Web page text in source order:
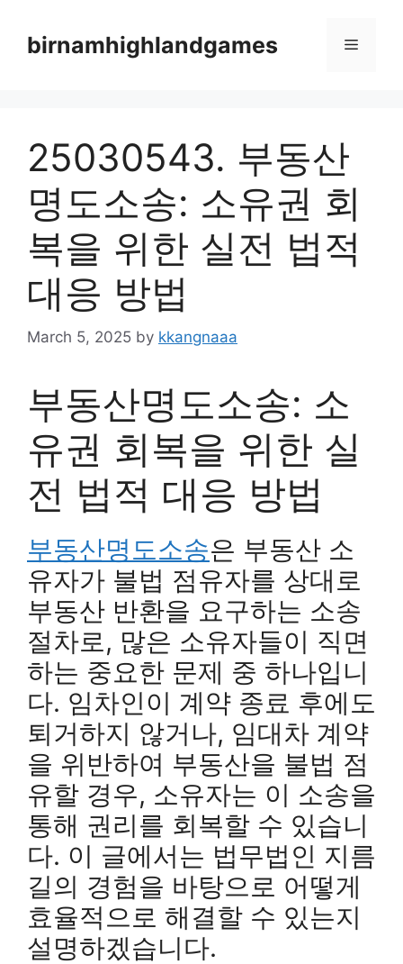
contentbirnamhighlandgames Menu
25030543. 부동산
명도소송: 소유권 회
복을 위한 실전 법적
대응 방법
March 5, 2025 by kkangnaaa
부동산명도소송: 소
유권 회복을 위한 실
전 법적 대응 방법
부동산명도소송은 부동산 소
유자가 불법 점유자를 상대로
부동산 반환을 요구하는 소송
절차로, 많은 소유자들이 직면
하는 중요한 문제 중 하나입니
다. 임차인이 계약 종료 후에도
퇴거하지 않거나, 임대차 계약
을 위반하여 부동산을 불법 점
유할 경우, 소유자는 이 소송을
통해 권리를 회복할 수 있습니
다. 이 글에서는 법무법인 지름
길의 경험을 바탕으로 어떻게
효율적으로 해결할 수 있는지
설명하겠습니다.